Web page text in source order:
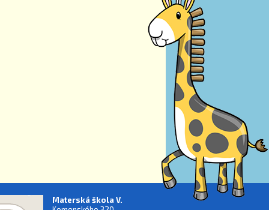
Materská škola V.